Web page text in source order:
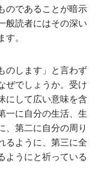
のであることが暗示
般読者にはその深い
。
のします」と言わず
ぜでしょうか。受け
にして広い意味を含
一に自分の生活、生
、第二に自分の周り
るように、第三に全
ようにと祈っている